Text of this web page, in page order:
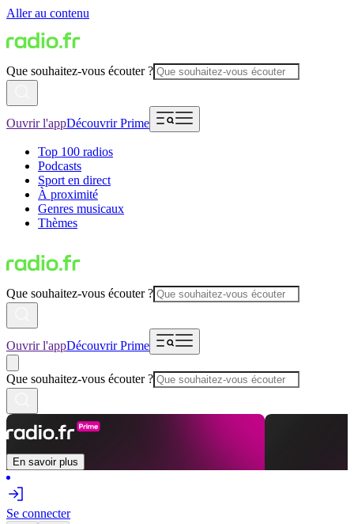
Aller au contenu
Que souhaitez-vous écouter ?
Ouvrir l'appDécouvrir Prime
Top 100 radios
Podcasts
Sport en direct
À proximité
Genres musicaux
Thèmes
Que souhaitez-vous écouter ?
Ouvrir l'appDécouvrir Prime
Que souhaitez-vous écouter ?
En savoir plus
Se connecter